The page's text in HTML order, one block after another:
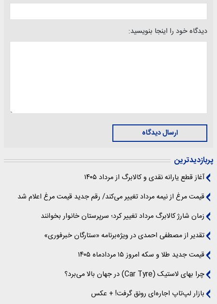
دیدگاه خود را اینجا بنویسید:
ارسال دیدگاه
پربازدیدترین
آغاز قطع یارانه نقدی و کالابرگ از مرداد ۱۴۰۵
قیمت مرغ از نیمه مرداد تغییر می‌کند/ رقم جدید قیمت مرغ اعلام شد
زمان شارژ کالابرگ مرداد تغییر کرد؛ سرپرستان خانوار بخوانند
تقدیر از مصطفی احمدی در ویژه‌برنامه «ستارگان خبرفوری»
قیمت جدید طلا و سکه امروز ۱۵ مردادماه ۱۴۰۵
چرا بهای لاستیک (Car Tyre) در جهان بالا می‌برد؟
بازار لپ‌تاپ اجاره‌ای رونق گرفت! + عکس